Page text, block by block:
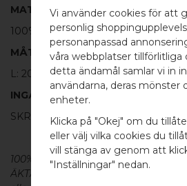
WELCOME
BB SWEDEN
Välj land / Choose
MATERIAL
100% BORSTAT ROSTFRITT STÅL
MÅTT
L: 20MM H: 19MM TJ: 6MM
INGÅR
SKRUV FÖR LUCKA: M4 X 25MM - 1
100% ÄKTA METALL - Alla våra
ÄKTA massiv mässing, koppar,
Vi använder cookies för att
personlig
personanpassad
våra webbplatser tillförlitliga
detta ändamål samlar vi in
användarna, deras mönster
enheter.
Klicka på "Okej" om du
eller välj vilka cookies du
vill stänga av genom att
"Inställningar" nedan.